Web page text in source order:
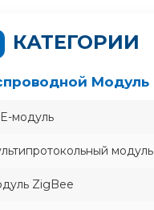
КАТЕГОРИИ
Модуль
модуль
модуль
ZigBee